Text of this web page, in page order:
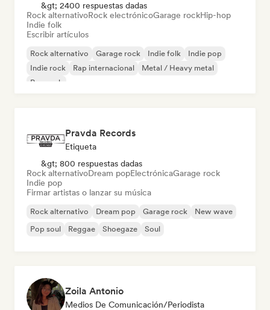
&gt; 2400 respuestas dadas
Rock alternativoRock electrónicoGarage rockHip-hop
Indie folk
Escribir artículos
Rock alternativo Garage rock Indie folk
Indie pop
Indie rock
Rap internacional
Metal / Heavy metal
Pop rock
Pravda Records
Etiqueta
&gt; 800 respuestas dadas
Rock alternativoDream popElectrónicaGarage rock
Indie pop
Firmar artistas o lanzar su música
Rock alternativo Dream pop Garage rock
New wave
Pop soul
Reggae Shoegaze Soul
Zoila Antonio
Medios De Comunicación/Periodista